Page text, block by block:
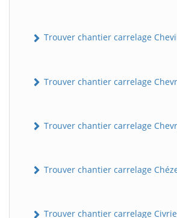
Trouver chantier carrelage
Trouver chantier carrelage
Trouver chantier carrelage
Trouver chantier carrelage
Trouver chantier carrelage